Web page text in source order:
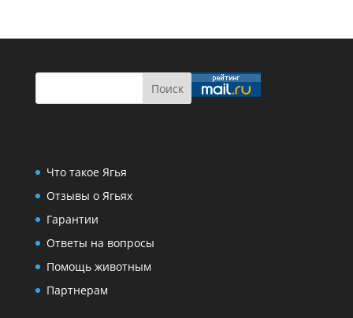
Что такое Ягья
Отзывы о Ягьях
Гарантии
Ответы на вопросы
Помощь животным
Партнерам